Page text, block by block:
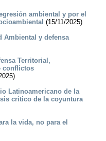
ambiental y por el
(15/11/2025)
Ambiental y defensa
Territorial,
conflictos
Latinoamericano de la
crítico de la coyuntura
la vida, no para el